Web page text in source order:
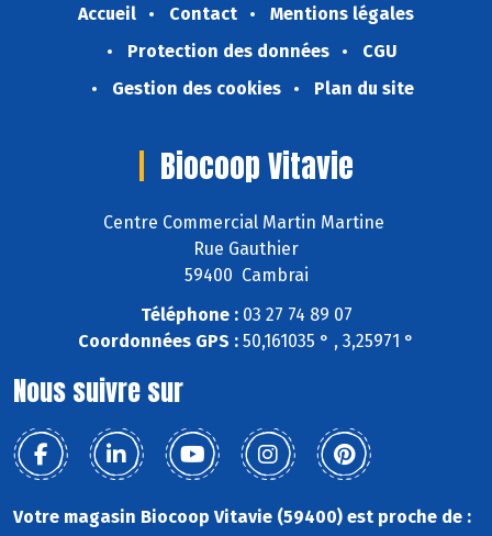
Accueil Contact
Mentions légales
Protection des données
CGU
Gestion des cookies
Plan du site
Biocoop Vitavie
Centre Commercial Martin Martine
Rue Gauthier
59400 Cambrai
Téléphone :03 27 74 89 07
Coordonnées GPS : 50,161035 ° , 3,25971 °
Nous suivre sur
Votre magasin Biocoop Vitavie (59400) est proche de :